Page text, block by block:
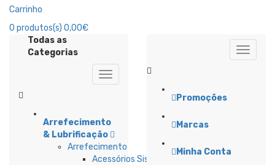
Carrinho
0 produtos(s) 0,00€
Todas as
Categorias
Arrefecimento
& Lubrificação
Arrefecimento
Acessórios Sistema Refrigeração
Promoções
Marcas
Minha Conta